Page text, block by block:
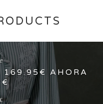
169.95€ AHORA